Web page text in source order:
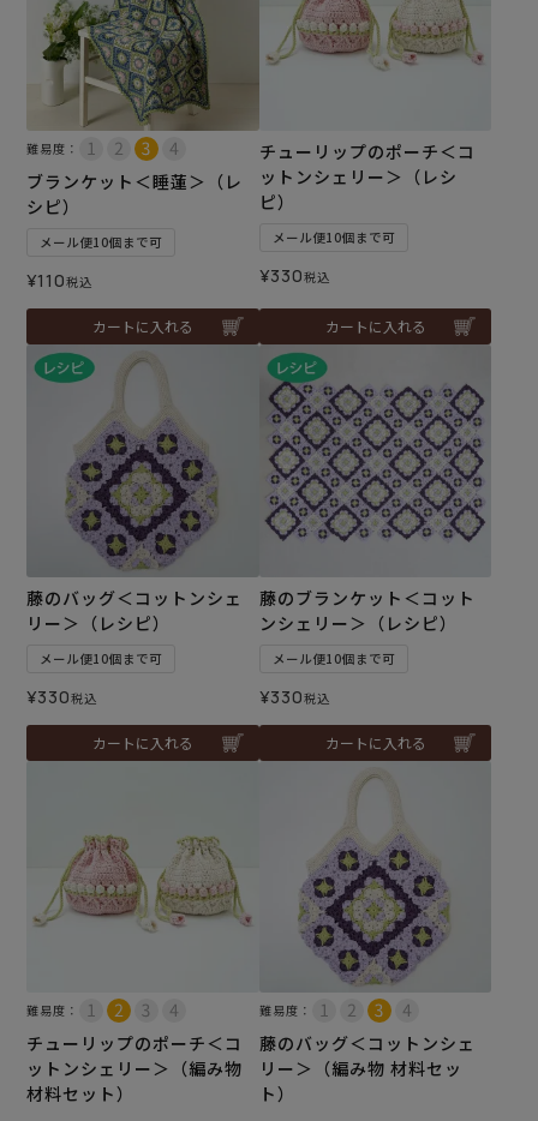
難易度：
ブランケット＜睡蓮＞（レ
シピ）
メール便10個まで可
¥110税込
カートに入れる
チューリップのポーチ＜コ
ットンシェリー＞（レシ
ピ）
メール便10個まで可
¥330税込
カートに入れる
藤のバッグ＜コットンシェ
リー＞（レシピ）
メール便10個まで可
¥330税込
カートに入れる
藤のブランケット＜コット
ンシェリー＞（レシピ）
メール便10個まで可
¥330税込
カートに入れる
難易度：
チューリップのポーチ＜コ
ットンシェリー＞（編み物
材料セット）
難易度：
藤のバッグ＜コットンシェ
リー＞（編み物 材料セッ
ト）